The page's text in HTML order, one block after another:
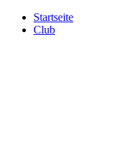
Startseite
Club